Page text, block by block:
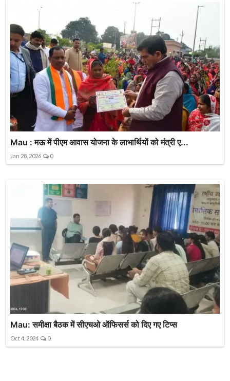
Mau : मऊ में पीएम आवास योजना के लाभार्थियों को मंत्री ए...
Jan 28, 2026 0
Mau: समीक्षा बैठक में सीएचओ ऑफिसर्स को दिए गए टिप्स
Oct 4, 2024 0